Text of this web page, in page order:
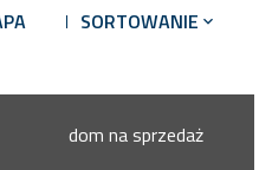
SORTOWANIE
dom na sprzedaż